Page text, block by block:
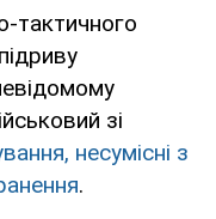
тактичного
зі
несумісні з
.